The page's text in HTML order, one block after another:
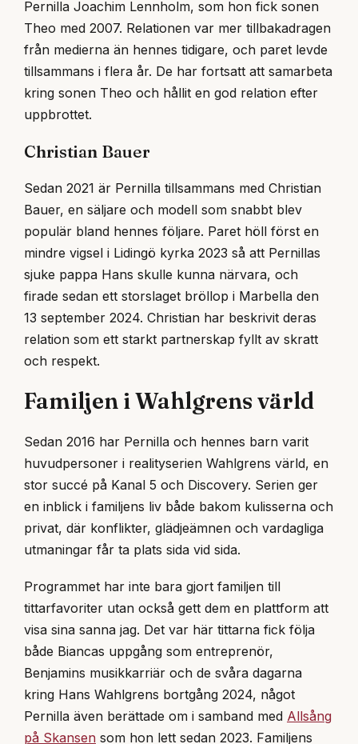
Pernilla Joachim Lennholm, som hon fick sonen
Theo med 2007. Relationen var mer tillbakadragen
från medierna än hennes tidigare, och paret levde
tillsammans i flera år. De har fortsatt att samarbeta
kring sonen Theo och hållit en god relation efter
uppbrottet.
Christian Bauer
Sedan 2021 är Pernilla tillsammans med Christian
Bauer, en säljare och modell som snabbt blev
populär bland hennes följare. Paret höll först en
mindre vigsel i Lidingö kyrka 2023 så att Pernillas
sjuke pappa Hans skulle kunna närvara, och
firade sedan ett storslaget bröllop i Marbella den
13 september 2024. Christian har beskrivit deras
relation som ett starkt partnerskap fyllt av skratt
och respekt.
Familjen i Wahlgrens värld
Sedan 2016 har Pernilla och hennes barn varit
huvudpersoner i realityserien Wahlgrens värld, en
stor succé på Kanal 5 och Discovery. Serien ger
en inblick i familjens liv både bakom kulisserna och
privat, där konflikter, glädjeämnen och vardagliga
utmaningar får ta plats sida vid sida.
Programmet har inte bara gjort familjen till
tittarfavoriter utan också gett dem en plattform att
visa sina sanna jag. Det var här tittarna fick följa
både Biancas uppgång som entreprenör,
Benjamins musikkarriär och de svåra dagarna
kring Hans Wahlgrens bortgång 2024, något
Pernilla även berättade om i samband med Allsång
på Skansen som hon lett sedan 2023. Familjens